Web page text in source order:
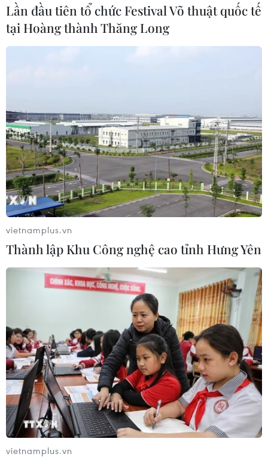
Donald Trump đã đánh giá cao thỏa thuận cắt giảm sản
lượng dầu 'lịch sử" OPEC+ vừa đạt được cùng ngày
nhằm ngăn chặn giá dầu tiếp tục giảm mạnh.
Giá dầu châu Á đi lên nhờ thỏa thuận cắt
giảm sản lượng của OPEC+
Trên sàn giao dịch điện tử Singapore, giá dầu thô ngọt
nhẹ Mỹ (WTI) tăng 1,6% lên 23,13 USD/thùng, sau khi
chạm mức 24,74 USD/thùng trước đó trong cùng phiên.
Lần đầu tiên tổ chức Festival Võ thuật quốc tế
tại Hoàng thành Thăng Long
vietnamplus.vn
Thành lập Khu Công nghệ cao tỉnh Hưng Yên
vietnamplus.vn